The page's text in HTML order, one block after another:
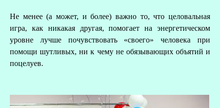
Не менее (а может, и более) важно то, что целовальная
игра, как никакая другая, помогает на энергетическом
уровне лучше почувствовать «своего» человека при
помощи шутливых, ни к чему не обязывающих объятий и
поцелуев.